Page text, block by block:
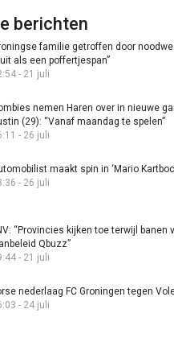
berichten
familie getroffen door
als een poffertjespan”
- 21 juli
nemen Haren over in nieuwe
(29): “Vanaf maandag te spelen”
- 26 juli
maakt spin in ‘Mario
- 26 juli
“Provincies kijken toe terwijl banen
Qbuzz”
- 21 juli
nederlaag FC Groningen tegen
- 24 juli